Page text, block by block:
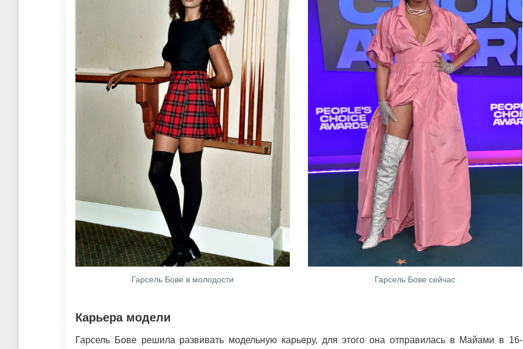
Гарсель Бове в молодости Гарсель Бове сейчас
Карьера модели
Гарсель Бове решила развивать модельную карьеру, для этого она отправилась в Майами в 16-